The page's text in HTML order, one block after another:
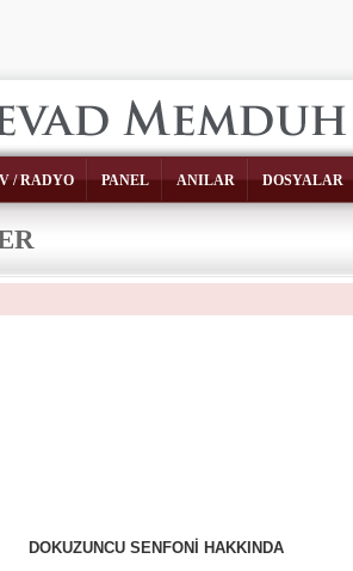
/ RADYO PANEL ANILAR DOSYALAR
DOKUZUNCU SENFONİ HAKKINDA